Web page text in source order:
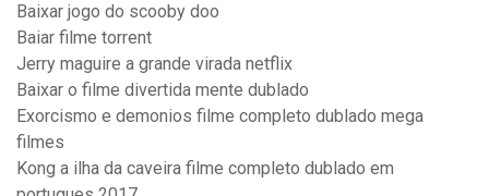
Baixar jogo do scooby doo
Baiar filme torrent
Jerry maguire a grande virada netflix
Baixar o filme divertida mente dublado
Exorcismo e demonios filme completo dublado mega
filmes
Kong a ilha da caveira filme completo dublado em